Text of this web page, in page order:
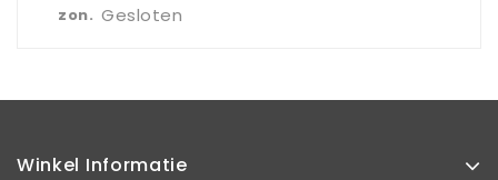
zon. Gesloten
Winkel Informatie